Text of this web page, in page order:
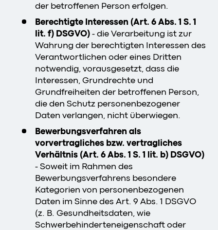
der betroffenen Person erfolgen.
Berechtigte Interessen (Art. 6 Abs. 1 S. 1
lit. f) DSGVO) - die Verarbeitung ist zur
Wahrung der berechtigten Interessen des
Verantwortlichen oder eines Dritten
notwendig, vorausgesetzt, dass die
Interessen, Grundrechte und
Grundfreiheiten der betroffenen Person,
die den Schutz personenbezogener
Daten verlangen, nicht überwiegen.
Bewerbungsverfahren als
vorvertragliches bzw. vertragliches
Verhältnis (Art. 6 Abs. 1 S. 1 lit. b) DSGVO)
- Soweit im Rahmen des
Bewerbungsverfahrens besondere
Kategorien von personenbezogenen
Daten im Sinne des Art. 9 Abs. 1 DSGVO
(z. B. Gesundheitsdaten, wie
Schwerbehinderteneigenschaft oder